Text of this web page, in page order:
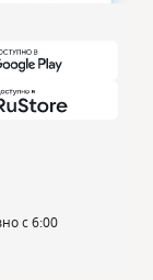
с 6:00